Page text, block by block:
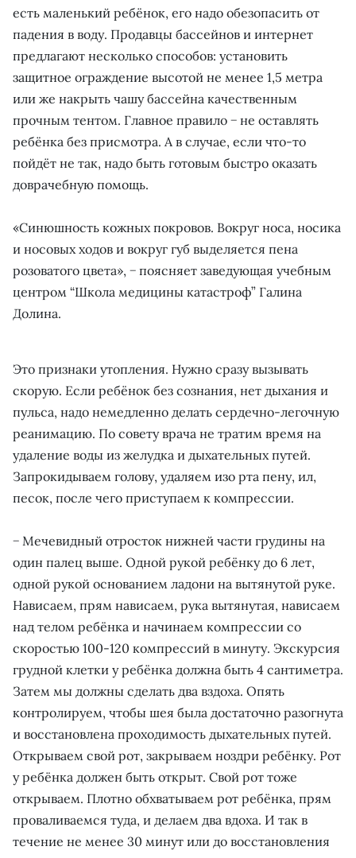
есть маленький ребёнок, его надо обезопасить от
падения в воду. Продавцы бассейнов и интернет
предлагают несколько способов: установить
защитное ограждение высотой не менее 1,5 метра
или же накрыть чашу бассейна качественным
прочным тентом. Главное правило − не оставлять
ребёнка без присмотра. А в случае, если что-то
пойдёт не так, надо быть готовым быстро оказать
доврачебную помощь.
«Синюшность кожных покровов. Вокруг носа, носика
и носовых ходов и вокруг губ выделяется пена
розоватого цвета», − поясняет заведующая учебным
центром “Школа медицины катастроф” Галина
Долина.
Это признаки утопления. Нужно сразу вызывать
скорую. Если ребёнок без сознания, нет дыхания и
пульса, надо немедленно делать сердечно-легочную
реанимацию. По совету врача не тратим время на
удаление воды из желудка и дыхательных путей.
Запрокидываем голову, удаляем изо рта пену, ил,
песок, после чего приступаем к компрессии.
− Мечевидный отросток нижней части грудины на
один палец выше. Одной рукой ребёнку до 6 лет,
одной рукой основанием ладони на вытянутой руке.
Нависаем, прям нависаем, рука вытянутая, нависаем
над телом ребёнка и начинаем компрессии со
скоростью 100-120 компрессий в минуту. Экскурсия
грудной клетки у ребёнка должна быть 4 сантиметра.
Затем мы должны сделать два вздоха. Опять
контролируем, чтобы шея была достаточно разогнута
и восстановлена проходимость дыхательных путей.
Открываем свой рот, закрываем ноздри ребёнку. Рот
у ребёнка должен быть открыт. Свой рот тоже
открываем. Плотно обхватываем рот ребёнка, прям
проваливаемся туда, и делаем два вдоха. И так в
течение не менее 30 минут или до восстановления